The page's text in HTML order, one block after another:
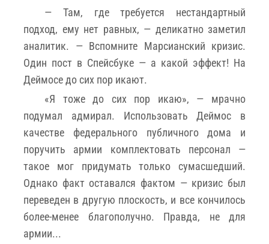
— Там, где требуется нестандартный
подход, ему нет равных, — деликатно заметил
аналитик. — Вспомните Марсианский кризис.
Один пост в Спейсбуке — а какой эффект! На
Деймосе до сих пор икают.
«Я тоже до сих пор икаю», — мрачно
подумал адмирал. Использовать Деймос в
качестве федерального публичного дома и
поручить армии комплектовать персонал —
такое мог придумать только сумасшедший.
Однако факт оставался фактом — кризис был
переведен в другую плоскость, и все кончилось
более-менее благополучно. Правда, не для
армии...